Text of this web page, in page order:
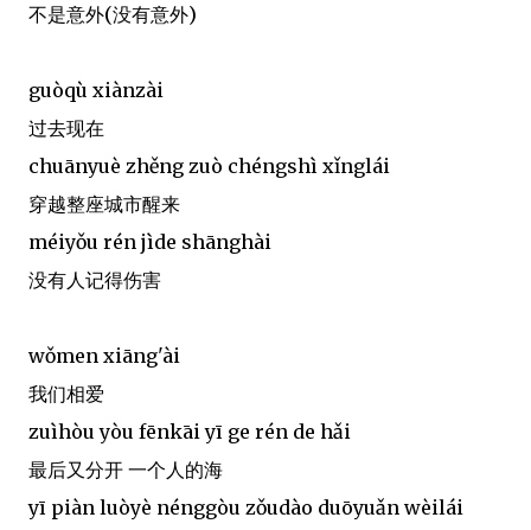
不是意外(没有意外)
guòqù xiànzài
过去现在
chuānyuè zhěng zuò chéngshì xǐnglái
穿越整座城市醒来
méiyǒu rén jìde shānghài
没有人记得伤害
wǒmen xiāng'ài
我们相爱
zuìhòu yòu fēnkāi yī ge rén de hǎi
最后又分开 一个人的海
yī piàn luòyè nénggòu zǒudào duōyuǎn wèilái